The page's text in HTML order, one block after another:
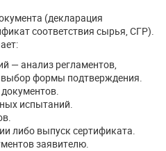
(декларация
соответствия сырья, СГР).
— анализ регламентов,
формы подтверждения.
испытаний.
либо выпуск сертификата.
заявителю.